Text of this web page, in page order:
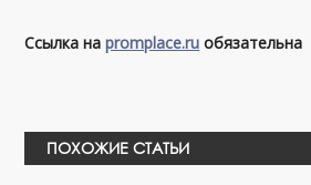
Ссылка наpromplace.ru обязательна
ПОХОЖИЕ СТАТЬИ